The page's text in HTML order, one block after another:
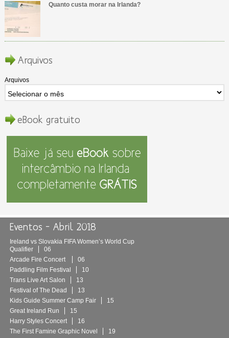
Quanto custa morar na Irlanda?
Arquivos
Arquivos
eBook gratuito
Eventos – Abril 2018
Ireland vs Slovakia FIFA Women’s World Cup
Qualifier
06
Arcade Fire Concert
06
Paddling Film Festival
10
Trans Live Art Salon
13
Festival of The Dead
13
Kids Guide Summer Camp Fair
15
Great Ireland Run
15
Harry Styles Concert
16
The First Famine Graphic Novel
19